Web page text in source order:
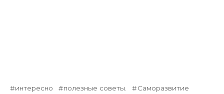
интересно полезные советы.
Саморазвитие